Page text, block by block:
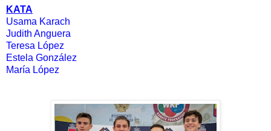
KATA
Usama Karach
Judith Anguera
Teresa López
Estela González
María López